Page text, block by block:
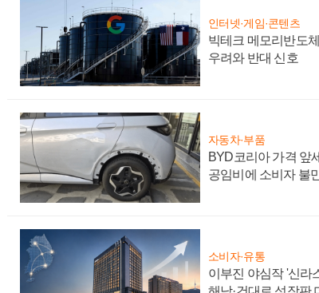
인터넷·게임·콘텐츠
빅테크 메모리반도
우려와 반대 신호
자동차·부품
BYD코리아 가격 앞
공임비에 소비자 불
소비자·유통
이부진 야심작 '신라